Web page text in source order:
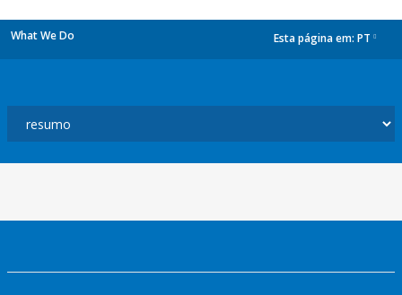
What We Do Esta página em: PT